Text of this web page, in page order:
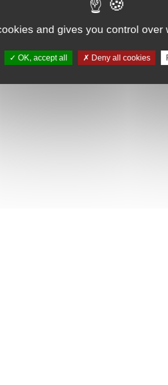
and gives you control over
OK, accept all Deny all cookies